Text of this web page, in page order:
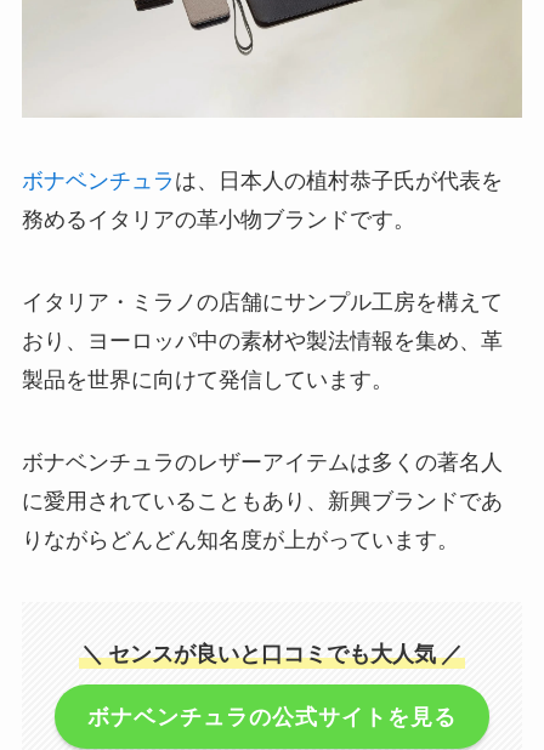
ボナベンチュラ は、日本人の植村恭子氏が代表を
務めるイタリアの革小物ブランドです。
イタリア・ミラノの店舗にサンプル工房を構えて
おり、ヨーロッパ中の素材や製法情報を集め、革
製品を世界に向けて発信しています。
ボナベンチュラのレザーアイテムは多くの著名人
に愛用されていることもあり、新興ブランドであ
りながらどんどん知名度が上がっています。
＼ センスが良いと口コミでも大人気 ／
ボナベンチュラの公式サイトを見る